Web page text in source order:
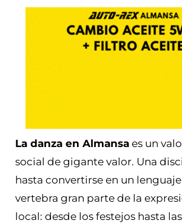
La danza en Almansa es un
social de gigante valor. Una
hasta convertirse en un
vertebra gran parte de la
local: desde los festejos hasta